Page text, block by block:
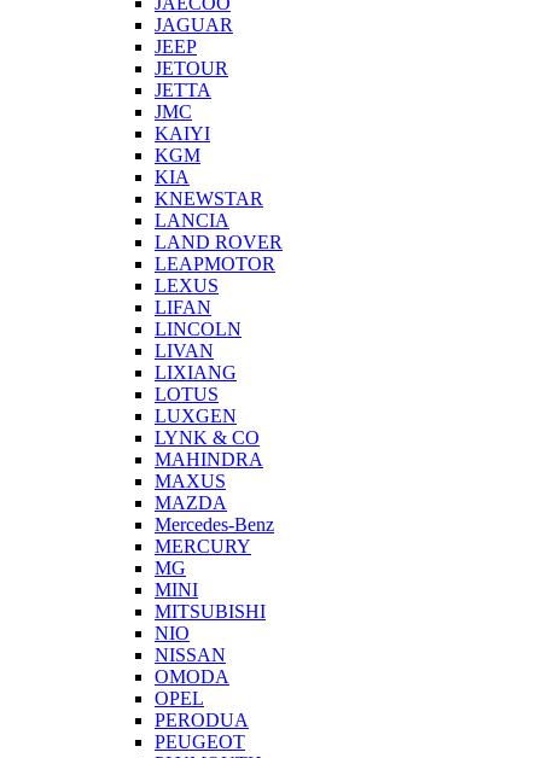
JAGUAR
JEEP
JETOUR
JETTA
JMC
KAIYI
KGM
KIA
KNEWSTAR
LANCIA
LAND ROVER
LEAPMOTOR
LEXUS
LIFAN
LINCOLN
LIVAN
LIXIANG
LOTUS
LUXGEN
LYNK & CO
MAHINDRA
MAXUS
MAZDA
Mercedes-Benz
MERCURY
MG
MINI
MITSUBISHI
NIO
NISSAN
OMODA
OPEL
PERODUA
PEUGEOT